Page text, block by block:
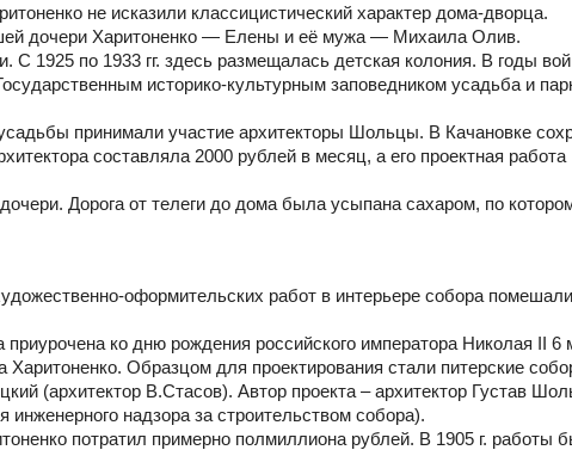
не исказили классицистический характер дома-дворца.
дочери Харитоненко — Елены и её мужа — Михаила Олив.
С 1925 по 1933 гг. здесь размещалась детская колония. В годы
историко-культурным заповедником усадьба и
принимали участие архитекторы Шольцы. В Качановке
составляла 2000 рублей в месяц, а его проектная работа
Дорога от телеги до дома была усыпана сахаром, по
оформительских работ в интерьере собора помешали
ко дню рождения российского императора Николая ІІ 6
Харитоненко. Образцом для проектирования стали питерские
(архитектор В.Стасов). Автор проекта – архитектор Густав
надзора за строительством собора).
потратил примерно полмиллиона рублей. В 1905 г. работы